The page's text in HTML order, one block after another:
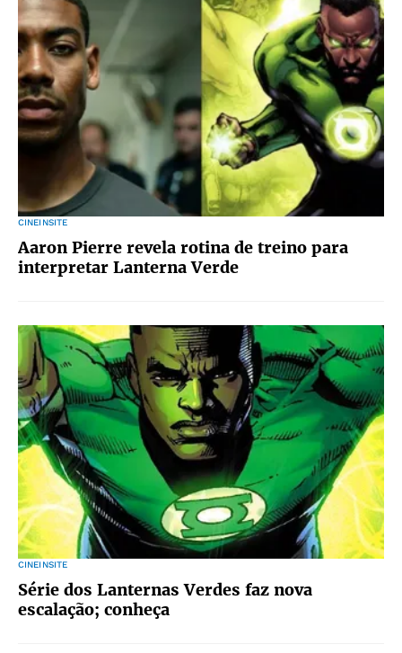
CINEINSITE
Aaron Pierre revela rotina de treino para
interpretar Lanterna Verde
CINEINSITE
Série dos Lanternas Verdes faz nova
escalação; conheça